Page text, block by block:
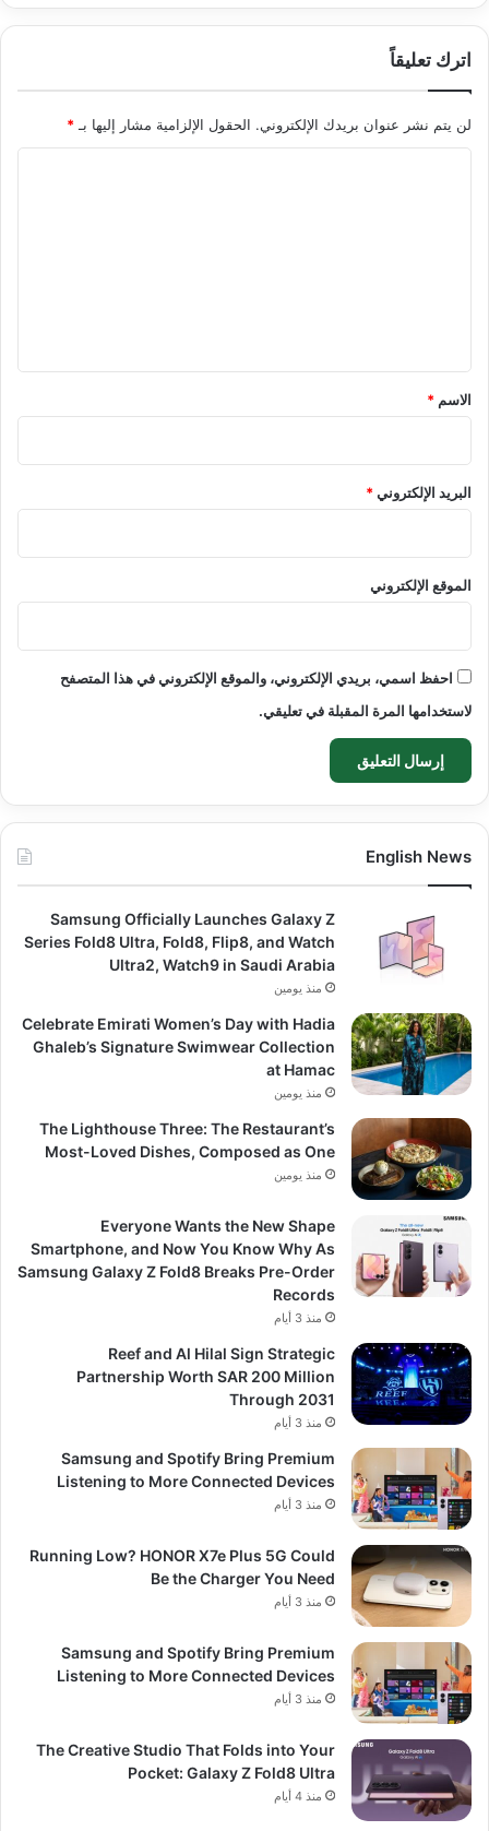
اترك تعليقاً
لن يتم نشر عنوان بريدك الإلكتروني. الحقول الإلزامية مشار إليها بـ *
*
الاسم *
البريد الإلكتروني*
الموقع الإلكتروني
احفظ اسمي، بريدي الإلكتروني، والموقع الإلكتروني في هذا المتصفح
لاستخدامها المرة المقبلة في تعليقي.
English News
Samsung Officially Launches Galaxy Z
Series Fold8 Ultra, Fold8, Flip8, and Watch
Ultra2, Watch9 in Saudi Arabia
منذ يومين
Celebrate Emirati Women’s Day with Hadia
Ghaleb’s Signature Swimwear Collection
at Hamac
منذ يومين
The Lighthouse Three: The Restaurant’s
Most-Loved Dishes, Composed as One
منذ يومين
Everyone Wants the New Shape
Smartphone, and Now You Know Why As
Samsung Galaxy Z Fold8 Breaks Pre-Order
Records
منذ 3 أيام
Reef and Al Hilal Sign Strategic
Partnership Worth SAR 200 Million
Through 2031
منذ 3 أيام
Samsung and Spotify Bring Premium
Listening to More Connected Devices
منذ 3 أيام
Running Low? HONOR X7e Plus 5G Could
Be the Charger You Need
منذ 3 أيام
Samsung and Spotify Bring Premium
Listening to More Connected Devices
منذ 3 أيام
The Creative Studio That Folds into Your
Pocket: Galaxy Z Fold8 Ultra
منذ 4 أيام